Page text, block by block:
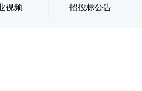
视频 招投标公告